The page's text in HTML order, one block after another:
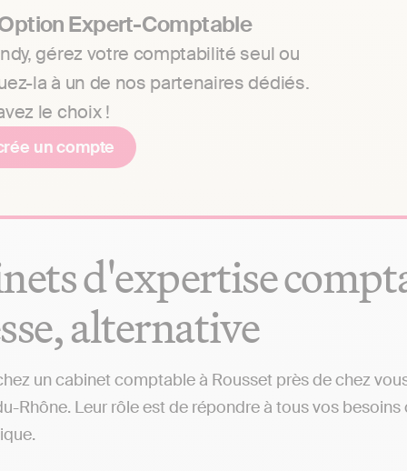
Expert-Comptable
gérez votre comptabilité seul ou
la à un de nos partenaires dédiés.
le choix !
un compte
d'expertise
alternative
un cabinet comptable à Rousset près de chez
Rhône. Leur rôle est de répondre à tous vos